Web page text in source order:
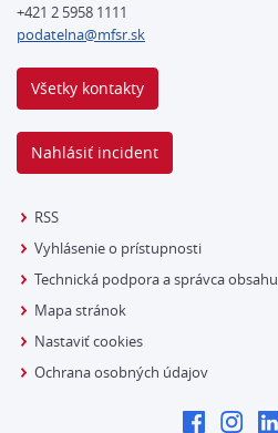
+421 2 5958 1111
podatelna@mfsr.sk
Všetky kontakty
Nahlásiť incident
RSS
Vyhlásenie o prístupnosti
Technická podpora a správca obsahu
Mapa stránok
Nastaviť cookies
Ochrana osobných údajov